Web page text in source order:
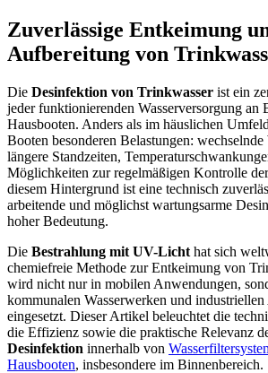
Zuverlässige Entkeimung
Aufbereitung von
Die Desinfektion von Trinkwasser ist ein
jeder funktionierenden Wasserversorgung an
Hausbooten. Anders als im häuslichen
Booten besonderen Belastungen: wechselnde
längere Standzeiten,
Möglichkeiten zur regelmäßigen Kontrolle
diesem Hintergrund ist eine technisch
arbeitende und möglichst wartungsarme
hoher Bedeutung.
Die Bestrahlung mit UV-Licht hat sich
chemiefreie Methode zur Entkeimung von
wird nicht nur in mobilen Anwendungen,
kommunalen Wasserwerken und
eingesetzt. Dieser Artikel beleuchtet die
die Effizienz sowie die praktische Relevanz
Desinfektion innerhalb von
Hausbooten, insbesondere im Binnenbereich.